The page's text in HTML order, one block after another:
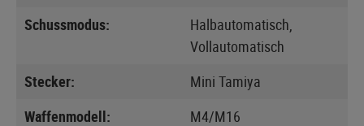
Schussmodus:
Halbautomatisch,
Vollautomatisch
Stecker:
Mini Tamiya
Waffenmodell:
M4/M16